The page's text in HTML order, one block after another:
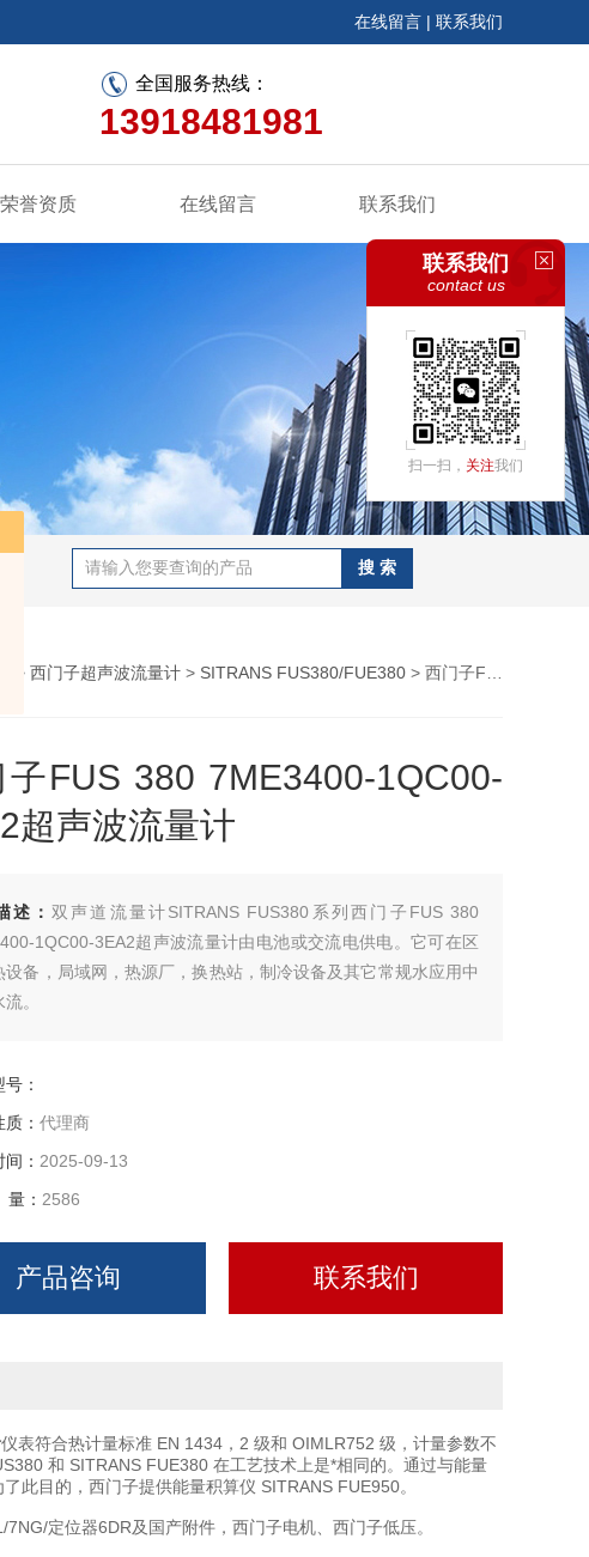
在线留言 | 联系我们
全国服务热线：
13918481981
荣誉资质 在线留言 联系我们
> 西门子超声波流量计 > SITRANS FUS380/FUE380 > 西门子FUS 380 7ME3400-1QC00-3EA2超声波流量计
FUS 380 7ME3400-1QC00-
超声波流量计
述： 双声道流量计SITRANS FUS380系列西门子FUS 380
1QC00-3EA2超声波流量计由电池或交流电供电。它可在区
设备，局域网，热源厂，换热站，制冷设备及其它常规水应用中
。
：
： 代理商
： 2025-09-13
： 2586
产品咨询 联系我们
仪表符合热计量标准 EN 1434，2 级和 OIMLR752 级，计量参数不
和 SITRANS FUE380 在工艺技术上是*相同的。通过与能量
此目的，西门子提供能量积算仪 SITRANS FUE950。
定位器6DR及国产附件，西门子电机、西门子低压。
联系我们
contact us
扫一扫， 关注我们